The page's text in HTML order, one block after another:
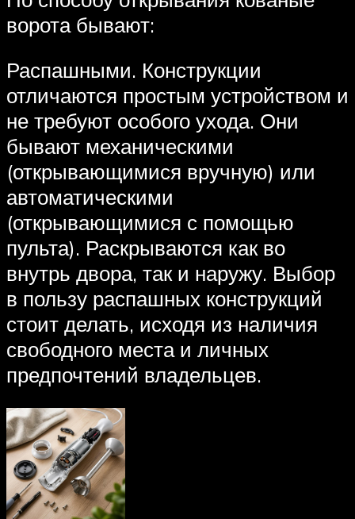
ворота бывают:
Распашными. Конструкции
отличаются простым устройством и
не требуют особого ухода. Они
бывают механическими
(открывающимися вручную) или
автоматическими
(открывающимися с помощью
пульта). Раскрываются как во
внутрь двора, так и наружу. Выбор
в пользу распашных конструкций
стоит делать, исходя из наличия
свободного места и личных
предпочтений владельцев.